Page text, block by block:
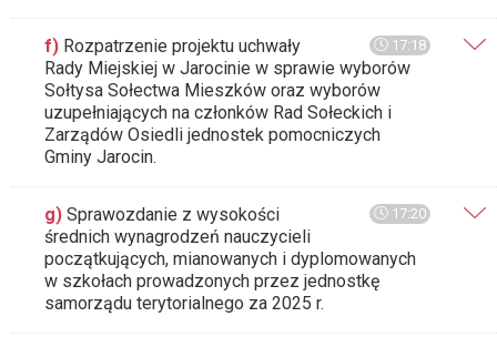
17:18
f) Rozpatrzenie projektu uchwały
Rady Miejskiej w Jarocinie w sprawie wyborów
Sołtysa Sołectwa Mieszków oraz wyborów
uzupełniających na członków Rad Sołeckich i
Zarządów Osiedli jednostek pomocniczych
Gminy Jarocin.
17:20
g) Sprawozdanie z wysokości
średnich wynagrodzeń nauczycieli
początkujących, mianowanych i dyplomowanych
w szkołach prowadzonych przez jednostkę
samorządu terytorialnego za 2025 r.